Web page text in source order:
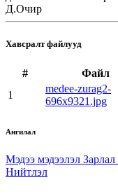
Д.Очир
Хавсралт файлууд
# Файл
1
medee-zurag2-
696x9321.jpg
Ангилал
Мэдээ мэдээлэл Зарлал
Нийтлэл